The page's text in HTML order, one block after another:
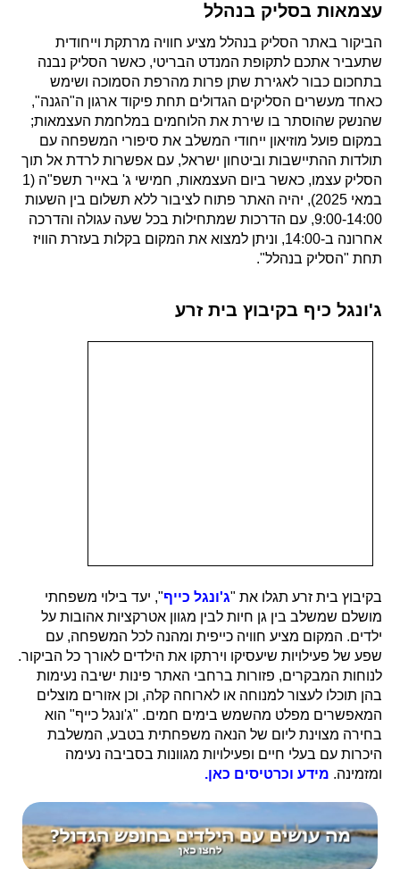
עצמאות בסליק בנהלל
הביקור באתר הסליק בנהלל מציע חוויה מרתקת וייחודית
שתעביר אתכם לתקופת המנדט הבריטי, כאשר הסליק נבנה
בתחכום כבור לאגירת שתן פרות מהרפת הסמוכה ושימש
כאחד מעשרים הסליקים הגדולים תחת פיקוד ארגון ה"הגנה",
שהנשק שהוסתר בו שירת את הלוחמים במלחמת העצמאות;
במקום פועל מוזיאון ייחודי המשלב את סיפורי המשפחה עם
תולדות ההתיישבות וביטחון ישראל, עם אפשרות לרדת אל תוך
הסליק עצמו, כאשר ביום העצמאות, חמישי ג' באייר תשפ"ה (1
במאי 2025), יהיה האתר פתוח לציבור ללא תשלום בין השעות
9:00-14:00, עם הדרכות שמתחילות בכל שעה עגולה והדרכה
אחרונה ב-14:00, וניתן למצוא את המקום בקלות בעזרת הוויז
תחת "הסליק בנהלל".
ג'ונגל כיף בקיבוץ בית זרע
בקיבוץ בית זרע תגלו את "ג'ונגל כייף", יעד בילוי משפחתי
מושלם שמשלב בין גן חיות לבין מגוון אטרקציות אהובות על
ילדים. המקום מציע חוויה כייפית ומהנה לכל המשפחה, עם
שפע של פעילויות שיעסיקו וירתקו את הילדים לאורך כל הביקור.
לנוחות המבקרים, פזורות ברחבי האתר פינות ישיבה נעימות
בהן תוכלו לעצור למנוחה או לארוחה קלה, וכן אזורים מוצלים
המאפשרים מפלט מהשמש בימים חמים. "ג'ונגל כייף" הוא
בחירה מצוינת ליום של הנאה משפחתית בטבע, המשלבת
היכרות עם בעלי חיים ופעילויות מגוונות בסביבה נעימה
ומזמינה. מידע וכרטיסים כאן.